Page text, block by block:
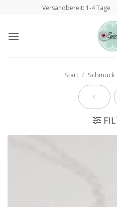
springen
Versandbereit: 1-4 Tage
Start / Schmuck